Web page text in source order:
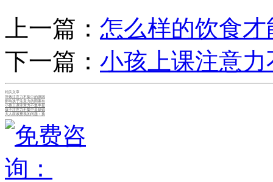
上一篇： 怎么样的饮食
下一篇： 小孩上课注意
相关文章
导致注意力不集中的原因
影响孩子注意力的因素有
小孩上课注意力不集中是
孩子注意力不集中是缺锌
大人应该重视的问题：孩